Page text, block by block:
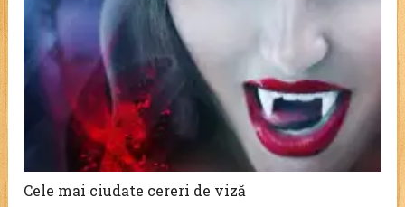
Cele mai ciudate cereri de viză